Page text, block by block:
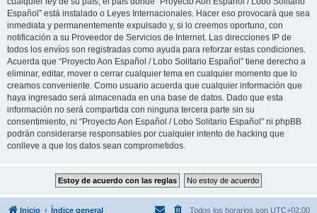
Español” está instalado o Leyes Internacionales. Hacer eso provocará que sea
inmediata y permanentemente expulsado y, si lo creemos oportuno, con
notificación a su Proveedor de Servicios de Internet. Las direcciones IP de
todos los envíos son registradas como ayuda para reforzar estas condiciones.
Acuerda que “Proyecto Aon Español / Lobo Solitario Español” tiene derecho a
eliminar, editar, mover o cerrar cualquier tema en cualquier momento que lo
creamos conveniente. Como usuario acuerda que cualquier información que
haya ingresado será almacenada en una base de datos. Dado que esta
información no será compartida con ninguna tercera parte sin su
consentimiento, ni “Proyecto Aon Español / Lobo Solitario Español” ni phpBB
podrán considerarse responsables por cualquier intento de hacking que
conlleve a que los datos sean comprometidos.
Inicio Índice general Todos los horarios son UTC+02:00